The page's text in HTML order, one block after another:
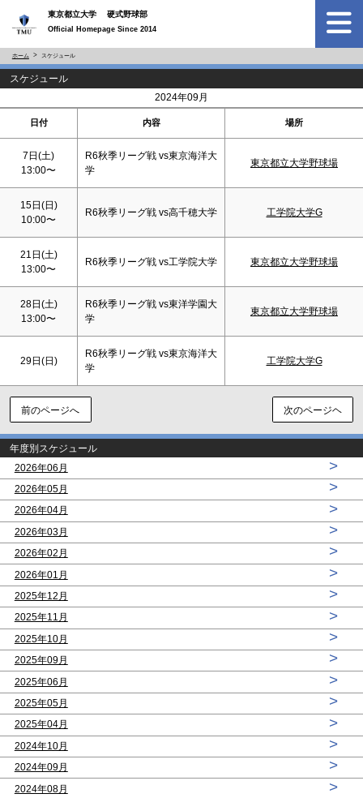
東京都立大学 硬式野球部
Official Homepage Since 2014
ホーム スケジュール
スケジュール
2024年09月
日付 内容 場所
7日(土)
13:00〜
R6秋季リーグ戦 vs東京海洋大
学
東京都立大学野球場
15日(日)
10:00〜
R6秋季リーグ戦 vs高千穂大学 工学院大学G
21日(土)
13:00〜
R6秋季リーグ戦 vs工学院大学 東京都立大学野球場
28日(土)
13:00〜
R6秋季リーグ戦 vs東洋学園大
学
東京都立大学野球場
29日(日)
R6秋季リーグ戦 vs東京海洋大
学
工学院大学G
前のページへ 次のページヘ
年度別スケジュール
2026年06月
>
2026年05月 >
2026年04月 >
2026年03月 >
2026年02月 >
2026年01月 >
2025年12月 >
2025年11月 >
2025年10月 >
2025年09月 >
2025年06月 >
2025年05月 >
2025年04月 >
2024年10月 >
2024年09月 >
2024年08月 >